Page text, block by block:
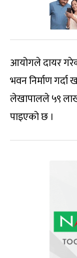
आयोगले दायर
भवन निर्माण गर्दा
लेखापालले ५९
पाइएको छ ।